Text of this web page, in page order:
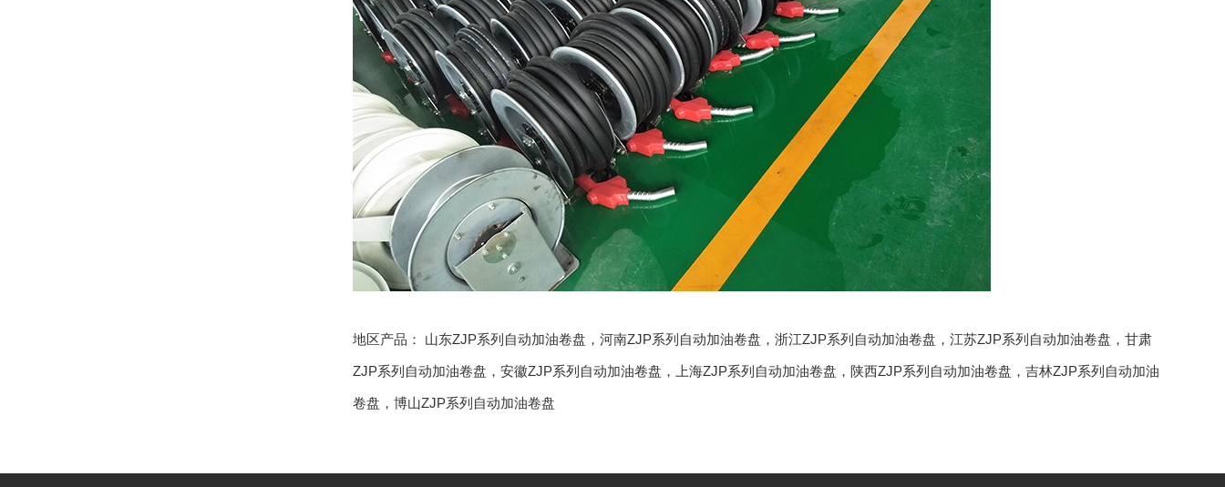
地区产品： 山东ZJP系列自动加油卷盘 ， 河南ZJP系列自动加油卷盘 ， 浙江ZJP系列自动加油卷盘 ， 江苏ZJP系列自动加油卷盘 ， 甘肃
ZJP系列自动加油卷盘 ， 安徽ZJP系列自动加油卷盘 ， 上海ZJP系列自动加油卷盘 ， 陕西ZJP系列自动加油卷盘 ， 吉林ZJP系列自动加油
卷盘 ， 博山ZJP系列自动加油卷盘